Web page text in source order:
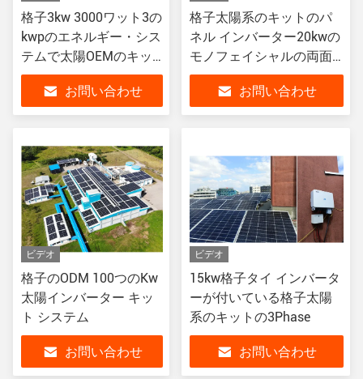
格子3kw 3000ワット3の
kwpのエネルギー・シス
テムで太陽OEMのキッ
ト
お問い合わせ
格子太陽系のキットのパ
ネル インバーター20kwの
モノフェイシャルの両面
フェイシャルタイ
お問い合わせ
ビデオ
格子のODM 100つのKw
太陽インバーター キッ
ト システム
お問い合わせ
ビデオ
15kw格子タイ インバータ
ーが付いている格子太陽
系のキットの3Phase
お問い合わせ